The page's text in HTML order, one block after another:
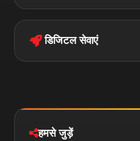
Disclaimer
Privacy Policy
पॉलिटिकल
डिजिटल सेवाएं
हमसे जुड़ें